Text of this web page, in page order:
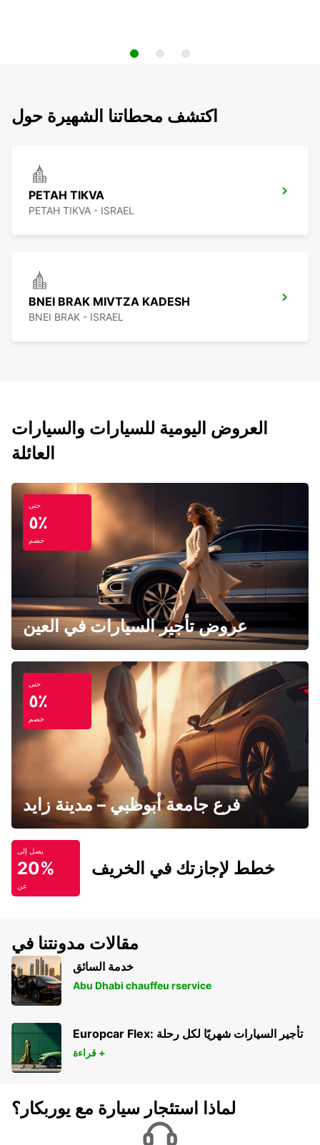
اكتشف محطاتنا الشهيرة حول
PETAH TIKVA
PETAH TIKVA - ISRAEL
BNEI BRAK MIVTZA KADESH
BNEI BRAK - ISRAEL
العروض اليومية للسيارات والسيارات
العائلة
حتى
٥٪
خصم
عروض تأجير السيارات في العين
حتى
٥٪
خصم
فرع جامعة أبوظبي – مدينة زايد
يصل إلى
20%
عن
خطط لإجازتك في الخريف
مقالات مدونتنا في
خدمة السائق
Abu Dhabi chauffeu rservice
Europcar Flex: تأجير السيارات شهريًا لكل رحلة
قراءة +
لماذا استئجار سيارة مع يوربكار؟